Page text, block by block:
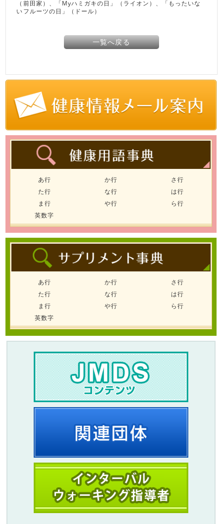
（前田家）、「Myハミガキの日」（ライオン）、「もったいな
いフルーツの日」（ドール）
一覧へ戻る
あ行 か行
さ行
た行
な行
は行
ま行
や行
ら行
英数字
あ行 か行
さ行
た行
な行
は行
ま行
や行
ら行
英数字